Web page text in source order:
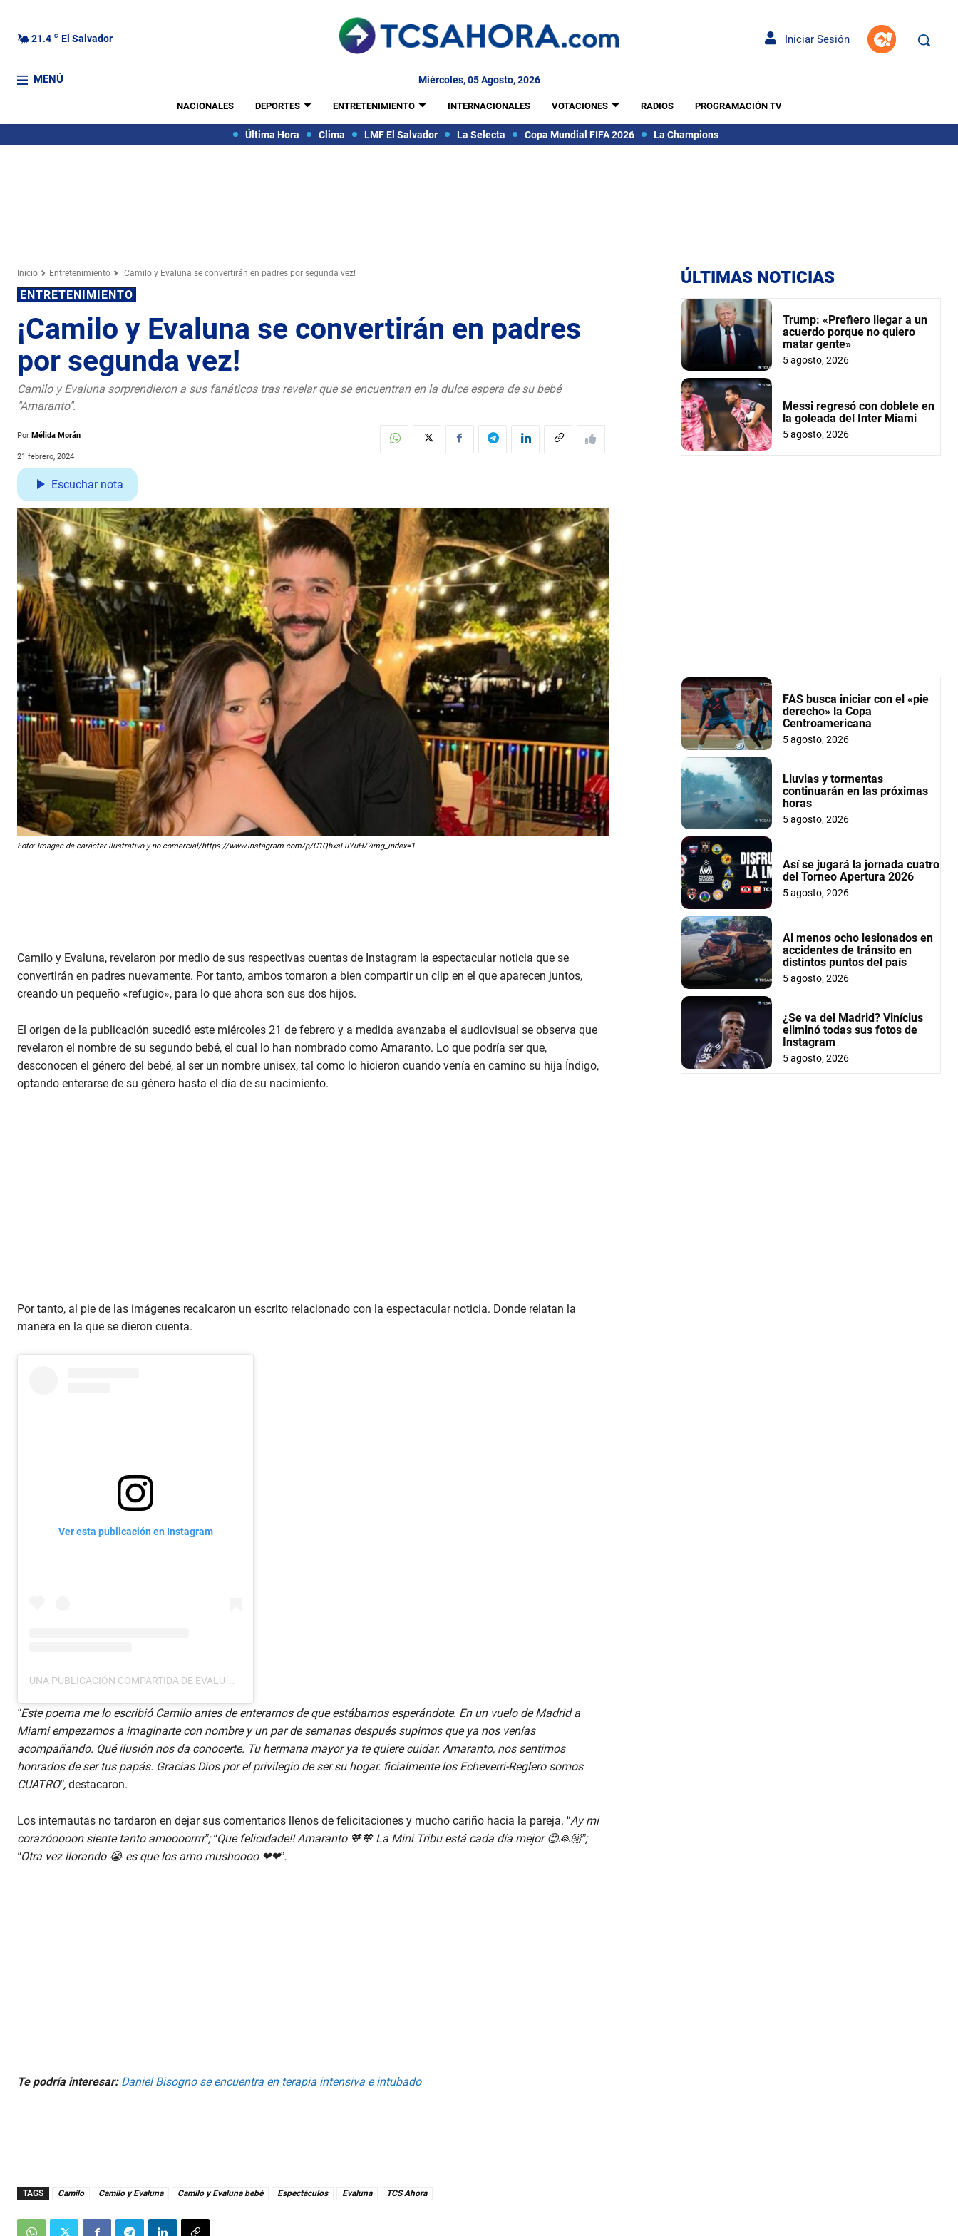
21.4 C El Salvador Iniciar Sesión
MENÚ Miércoles, 05 Agosto, 2026
NACIONALES DEPORTES ENTRETENIMIENTO INTERNACIONALES VOTACIONES RADIOS PROGRAMACIÓN TV
Última Hora Clima LMF El Salvador La Selecta Copa Mundial FIFA 2026 La Champions
Inicio Entretenimiento ¡Camilo y Evaluna se convertirán en padres por segunda vez!
ENTRETENIMIENTO
¡Camilo y Evaluna se convertirán en padres
por segunda vez!
Camilo y Evaluna sorprendieron a sus fanáticos tras revelar que se encuentran en la dulce espera de su bebé
"Amaranto".
Por Mélida Morán
21 febrero, 2024
Escuchar nota
Foto: Imagen de carácter ilustrativo y no comercial/https://www.instagram.com/p/C1QbxsLuYuH/?img_index=1
Camilo y Evaluna, revelaron por medio de sus respectivas cuentas de Instagram la espectacular noticia que se
convertirán en padres nuevamente. Por tanto, ambos tomaron a bien compartir un clip en el que aparecen juntos,
creando un pequeño «refugio», para lo que ahora son sus dos hijos.
El origen de la publicación sucedió este miércoles 21 de febrero y a medida avanzaba el audiovisual se observa que
revelaron el nombre de su segundo bebé, el cual lo han nombrado como Amaranto. Lo que podría ser que,
desconocen el género del bebé, al ser un nombre unisex, tal como lo hicieron cuando venía en camino su hija Índigo,
optando enterarse de su género hasta el día de su nacimiento.
Por tanto, al pie de las imágenes recalcaron un escrito relacionado con la espectacular noticia. Donde relatan la
manera en la que se dieron cuenta.
Ver esta publicación en Instagram
UNA PUBLICACIÓN COMPARTIDA DE EVALUNA MONTANER DE ECHEVERRY (@EVALUNA)
“Este poema me lo escribió Camilo antes de enterarnos de que estábamos esperándote. En un vuelo de Madrid a
Miami empezamos a imaginarte con nombre y un par de semanas después supimos que ya nos venías
acompañando. Qué ilusión nos da conocerte. Tu hermana mayor ya te quiere cuidar. Amaranto, nos sentimos
honrados de ser tus papás. Gracias Dios por el privilegio de ser su hogar. ficialmente los Echeverri-Reglero somos
CUATRO”, destacaron.
Los internautas no tardaron en dejar sus comentarios llenos de felicitaciones y mucho cariño hacia la pareja. “Ay mi
corazóoooon siente tanto amoooorrrr”; “Que felicidade!! Amaranto 🧡🧡 La Mini Tribu está cada día mejor 😍🙏🏼”;
“Otra vez llorando 😭 es que los amo mushoooo ❤❤”.
Te podría interesar: Daniel Bisogno se encuentra en terapia intensiva e intubado
TAGS Camilo Camilo y Evaluna Camilo y Evaluna bebé Espectáculos Evaluna TCS Ahora
ÚLTIMAS NOTICIAS
Trump: «Prefiero llegar a un
acuerdo porque no quiero
matar gente»
5 agosto, 2026
Messi regresó con doblete en
la goleada del Inter Miami
5 agosto, 2026
FAS busca iniciar con el «pie
derecho» la Copa
Centroamericana
5 agosto, 2026
Lluvias y tormentas
continuarán en las próximas
horas
5 agosto, 2026
Así se jugará la jornada cuatro
del Torneo Apertura 2026
5 agosto, 2026
Al menos ocho lesionados en
accidentes de tránsito en
distintos puntos del país
5 agosto, 2026
¿Se va del Madrid? Vinícius
eliminó todas sus fotos de
Instagram
5 agosto, 2026